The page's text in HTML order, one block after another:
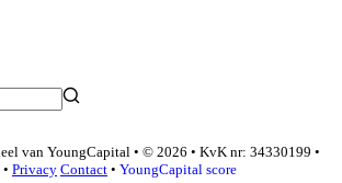
van YoungCapital • © 2026 • KvK nr: 34330199 •
• Privacy Contact • YoungCapital score